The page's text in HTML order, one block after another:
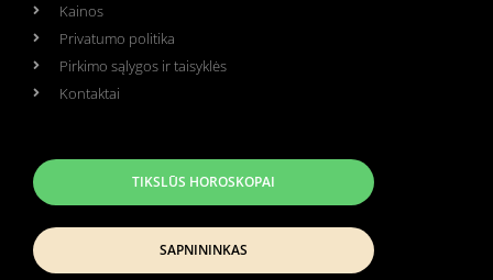
Kainos
Privatumo politika
Pirkimo sąlygos ir taisyklės
Kontaktai
TIKSLŪS HOROSKOPAI
SAPNININKAS